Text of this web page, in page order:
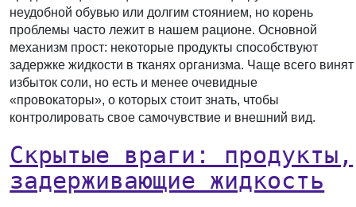
неудобной обувью или долгим стоянием, но корень
проблемы часто лежит в нашем рационе. Основной
механизм прост: некоторые продукты способствуют
задержке жидкости в тканях организма. Чаще всего винят
избыток соли, но есть и менее очевидные
«провокаторы», о которых стоит знать, чтобы
контролировать свое самочувствие и внешний вид.
Скрытые враги: продукты,
задерживающие жидкость